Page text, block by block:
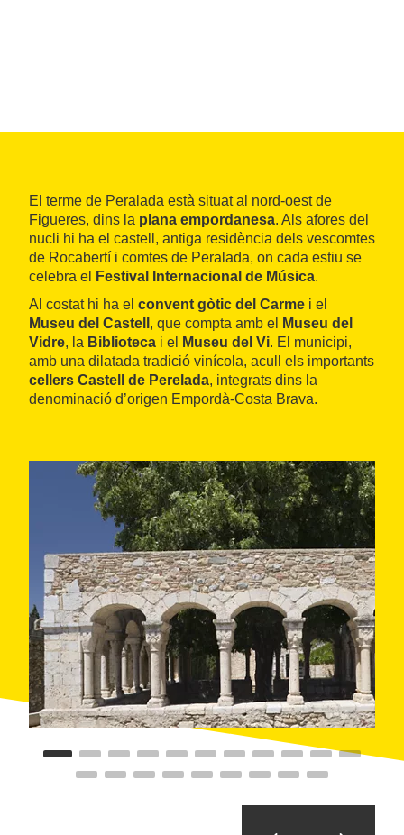
El terme de Peralada està situat al nord-oest de
Figueres, dins la plana empordanesa. Als afores del
nucli hi ha el castell, antiga residència dels vescomtes
de Rocabertí i comtes de Peralada, on cada estiu se
celebra el
Festival Internacional de Música.
Al costat hi ha el convent gòtic del Carme i el
Museu del Castell , que compta amb el
Museu del
Vidre, la Biblioteca i el Museu del Vi. El municipi,
amb una dilatada tradició vinícola, acull els importants
cellers Castell de Perelada, integrats dins la
denominació d’origen Empordà-Costa Brava.